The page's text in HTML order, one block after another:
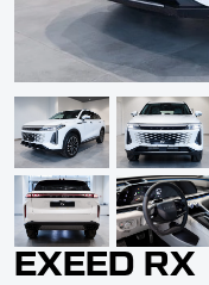
EXEED RX